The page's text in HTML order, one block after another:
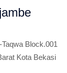
Block.001
Kota Bekasi